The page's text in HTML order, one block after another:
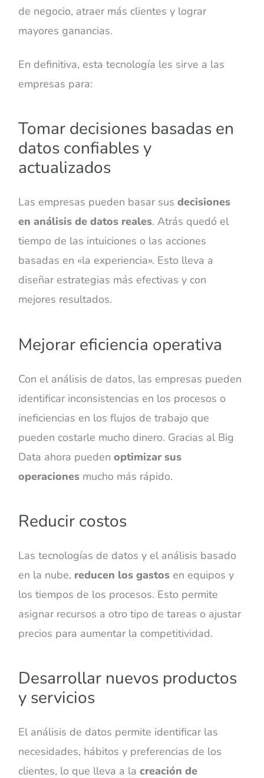
de negocio, atraer más clientes y lograr
mayores ganancias.
En definitiva, esta tecnología les sirve a las
empresas para:
Tomar decisiones basadas en
datos confiables y
actualizados
Las empresas pueden basar susdecisiones
en análisis de datos reales. Atrás quedó el
tiempo de las intuiciones o las acciones
basadas en «la experiencia». Esto lleva a
diseñar estrategias más efectivas y con
mejores resultados.
Mejorar eficiencia operativa
Con el análisis de datos, las empresas pueden
identificar inconsistencias en los procesos o
ineficiencias en los flujos de trabajo que
pueden costarle mucho dinero. Gracias al Big
Data ahora puedenoptimizar sus
operaciones mucho más rápido.
Reducir costos
Las tecnologías de datos y el análisis basado
en la nube, reducen los gastos en equipos y
los tiempos de los procesos. Esto permite
asignar recursos a otro tipo de tareas o ajustar
precios para aumentar la competitividad.
Desarrollar nuevos productos
y servicios
El análisis de datos permite identificar las
necesidades, hábitos y preferencias de los
clientes, lo que lleva a lacreación de